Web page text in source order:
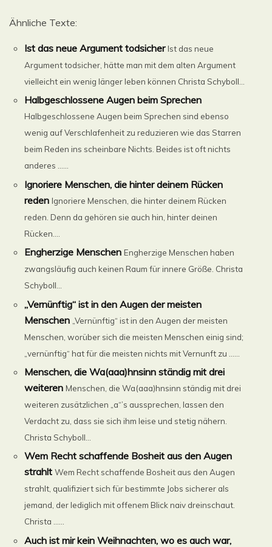
Ähnliche Texte:
Ist das neue Argument todsicher Ist das neue
Argument todsicher, hätte man mit dem alten Argument
vielleicht ein wenig länger leben können Christa Schyboll...
Halbgeschlossene Augen beim Sprechen
Halbgeschlossene Augen beim Sprechen sind ebenso
wenig auf Verschlafenheit zu reduzieren wie das Starren
beim Reden ins scheinbare Nichts. Beides ist oft nichts
anderes ......
Ignoriere Menschen, die hinter deinem Rücken
reden Ignoriere Menschen, die hinter deinem Rücken
reden. Denn da gehören sie auch hin, hinter deinen
Rücken....
Engherzige Menschen Engherzige Menschen haben
zwangsläufig auch keinen Raum für innere Größe. Christa
Schyboll...
„Vernünftig“ ist in den Augen der meisten
Menschen „Vernünftig“ ist in den Augen der meisten
Menschen, worüber sich die meisten Menschen einig sind;
„vernünftig“ hat für die meisten nichts mit Vernunft zu ......
Menschen, die Wa(aaa)hnsinn ständig mit drei
weiteren Menschen, die Wa(aaa)hnsinn ständig mit drei
weiteren zusätzlichen „a“’s aussprechen, lassen den
Verdacht zu, dass sie sich ihm leise und stetig nähern.
Christa Schyboll...
Wem Recht schaffende Bosheit aus den Augen
strahlt Wem Recht schaffende Bosheit aus den Augen
strahlt, qualifiziert sich für bestimmte Jobs sicherer als
jemand, der lediglich mit offenem Blick naiv dreinschaut.
Christa ......
Auch ist mir kein Weihnachten, wo es auch war,